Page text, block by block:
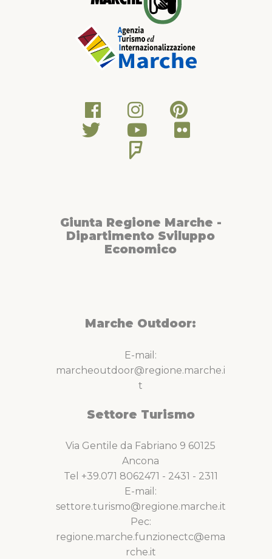
costeggia il fiume Cesano, si sale per 2 km a Monterado,
comune di Trecastelli. Da qui la strada, quasi priva di traffico,
corre sul crinale e ci porta a Corinaldo. Dopo la visita a questo
tipico borgo medioevale, si risale sulla strada in direzione di
Castelleone di Suasa, con breve sosta in uno dei tanti punti
panoramici. Una breve deviazione permette di visitare il
risalire ad Ostra Vetere. La strada sul crinale verso Barbara,
con sullo sfondo le montagne, merita una sosta e qualche
foto. Da Barbara si scende alla Strada Provinciale Arceviese
per poi salire di nuovo fino a Serra de’ Conti e Montecarotto,
che è il punto più alto del percorso. Sulle colline tra i vigneti
archeologico, culturale e naturalistico che si incontrano lungo
l’itinerario”.Giunta Regione Marche -
Dipartimento Sviluppo
Economico
Marche Outdoor:
E-mail:
marcheoutdoor@regione.marche.i
t
Settore Turismo
Via Gentile da Fabriano 9 60125
Ancona
Tel +39.071 8062471 - 2431 - 2311
E-mail:
settore.turismo@regione.marche.it
Pec:
regione.marche.funzionectc@ema
rche.it